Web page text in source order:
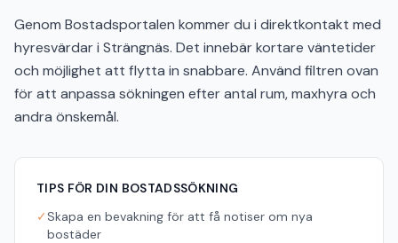
Genom Bostadsportalen kommer du i direktkontakt med
hyresvärdar i Strängnäs. Det innebär kortare väntetider
och möjlighet att flytta in snabbare. Använd filtren ovan
för att anpassa sökningen efter antal rum, maxhyra och
andra önskemål.
TIPS FÖR DIN BOSTADSSÖKNING
✓Skapa en bevakning för att få notiser om nya
bostäder